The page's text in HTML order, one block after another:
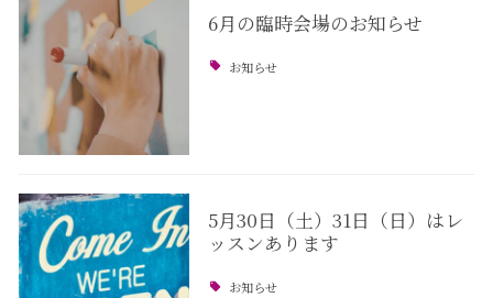
6月の臨時会場のお知らせ
お知らせ
5月30日（土）31日（日）はレ
ッスンあります
お知らせ